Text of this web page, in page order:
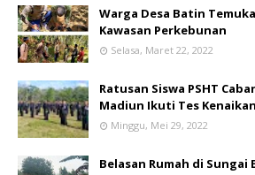
Warga Desa Batin
Kawasan Perkebunan
Selasa, Maret 22, 2022
Ratusan Siswa PSHT
Madiun Ikuti Tes
Minggu, Mei 29, 2022
Belasan Rumah di Sungai